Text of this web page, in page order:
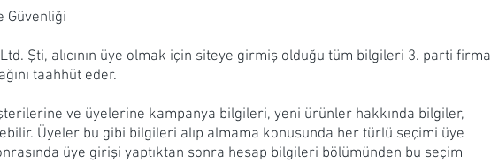
Güvenliği
Ltd. Şti, alıcının üye olmak için siteye girmiş olduğu tüm bilgileri 3. parti firma
taahhüt eder.
ve üyelerine kampanya bilgileri, yeni ürünler hakkında bilgiler,
Üyeler bu gibi bilgileri alıp almama konusunda her türlü seçimi üye
üye girişi yaptıktan sonra hesap bilgileri bölümünden bu seçim